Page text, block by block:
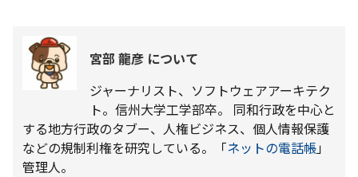
宮部 龍彦 について
ジャーナリスト、ソフトウェアアーキテク
ト。信州大学工学部卒。 同和行政を中心と
する地方行政のタブー、人権ビジネス、個人情報保護
などの規制利権を研究している。「ネットの電話帳」
管理人。